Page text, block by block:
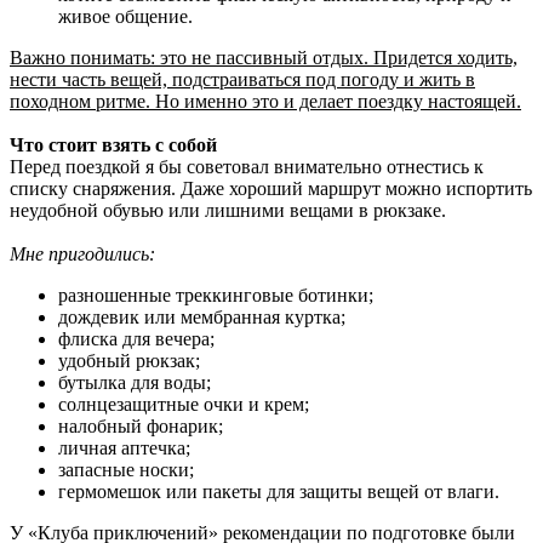
живое общение.
Важно понимать: это не пассивный отдых. Придется ходить,
нести часть вещей, подстраиваться под погоду и жить в
походном ритме. Но именно это и делает поездку настоящей.
Что стоит взять с собой
Перед поездкой я бы советовал внимательно отнестись к
списку снаряжения. Даже хороший маршрут можно испортить
неудобной обувью или лишними вещами в рюкзаке.
Мне пригодились:
разношенные треккинговые ботинки;
дождевик или мембранная куртка;
флиска для вечера;
удобный рюкзак;
бутылка для воды;
солнцезащитные очки и крем;
налобный фонарик;
личная аптечка;
запасные носки;
гермомешок или пакеты для защиты вещей от влаги.
У «Клуба приключений» рекомендации по подготовке были